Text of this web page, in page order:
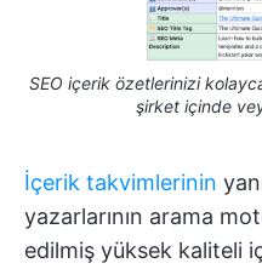
SEO içerik özetlerinizi
şirket içinde
İçerik takvimlerinin
yazarlarının arama
edilmiş yüksek kaliteli